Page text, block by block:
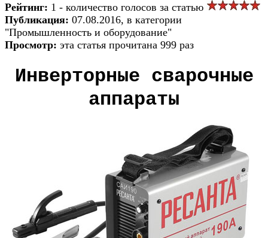
Рейтинг: 1 - количество голосов за статью
Публикация: 07.08.2016, в категории
"Промышленность и оборудование"
Просмотр: эта статья прочитана 999 раз
Инверторные сварочные
аппараты